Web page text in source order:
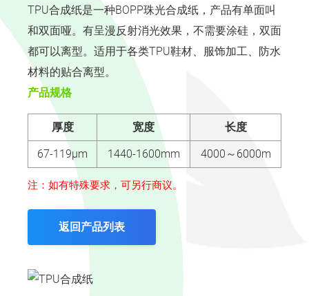
TPU合成纸是一种BOPP珠光合成纸，产品有单面叫
和双面哑。有呈漫反射消光效果，不需要涂硅，双面
都可以离型。适用于各类TPU鞋材、服饰加工、防水
材料的贴合离型。
产品规格
厚度 宽度 长度
67-119μm 1440-1600mm 4000～6000m
注：如有特殊要求，可另行商议。
返回产品列表